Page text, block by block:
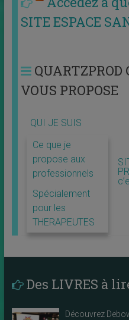
SITE ESPACE
VOUS PROPOSE
QUI JE SUIS
Ce que je
propose aux
professionnels
Spécialement
pour les
THERAPEUTES
Des LIVRES à
Découvrez